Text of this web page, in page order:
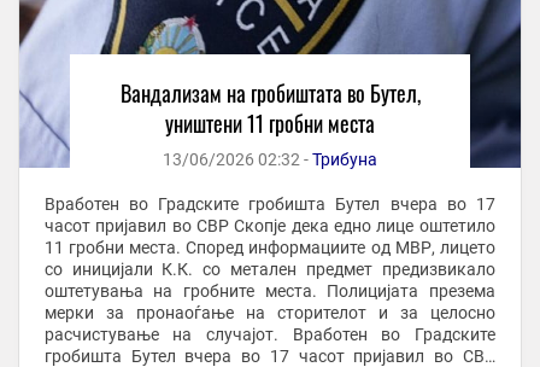
Вандализам на гробиштата во Бутел,
уништени 11 гробни места
13/06/2026 02:32 -Трибуна
Вработен во Градските гробишта Бутел вчера во 17
часот пријавил во СВР Скопје дека едно лице оштетило
11 гробни места. Според информациите од МВР, лицето
со иницијали К.К. со метален предмет предизвикало
оштетувања на гробните места. Полицијата презема
мерки за пронаоѓање на сторителот и за целосно
расчистување на случајот. Вработен во Градските
гробишта Бутел вчера во 17 часот пријавил во СВР